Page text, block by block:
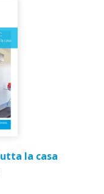
la casa